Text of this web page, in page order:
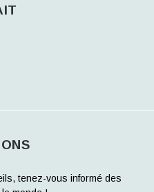
tenez-vous informé des